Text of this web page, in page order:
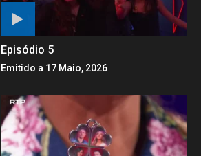
Episódio 5
Emitido a 17 Maio, 2026